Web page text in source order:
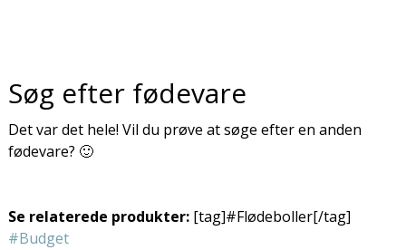
Søg efter fødevare
Det var det hele! Vil du prøve at søge efter en anden
fødevare? 🙂
Se relaterede produkter:[tag]#Flødeboller[/tag]
#Budget